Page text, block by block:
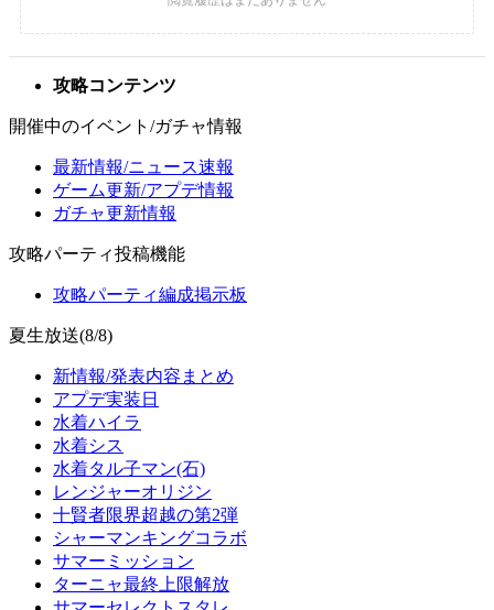
攻略コンテンツ
開催中のイベント/ガチャ情報
最新情報/ニュース速報
ゲーム更新/アプデ情報
ガチャ更新情報
攻略パーティ投稿機能
攻略パーティ編成掲示板
夏生放送(8/8)
新情報/発表内容まとめ
アプデ実装日
水着ハイラ
水着シス
水着タル子マン(石)
レンジャーオリジン
十賢者限界超越の第2弾
シャーマンキングコラボ
サマーミッション
ターニャ最終上限解放